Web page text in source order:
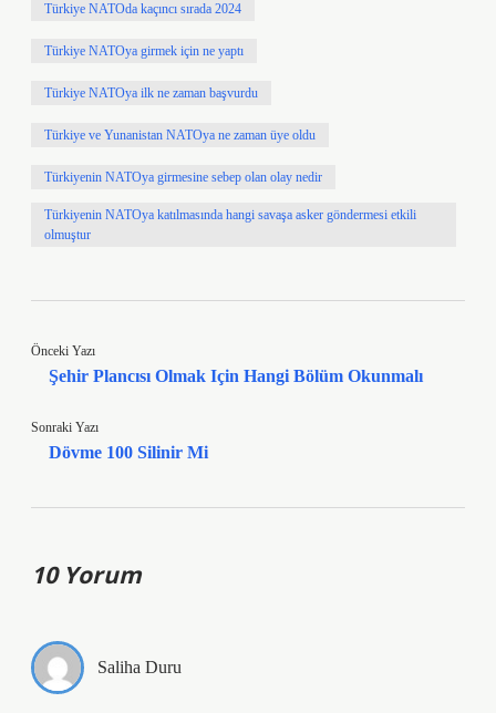
Türkiye NATOda kaçıncı sırada 2024
Türkiye NATOya girmek için ne yaptı
Türkiye NATOya ilk ne zaman başvurdu
Türkiye ve Yunanistan NATOya ne zaman üye oldu
Türkiyenin NATOya girmesine sebep olan olay nedir
Türkiyenin NATOya katılmasında hangi savaşa asker göndermesi etkili
olmuştur
Önceki Yazı
Şehir Plancısı Olmak Için Hangi Bölüm Okunmalı
Sonraki Yazı
Dövme 100 Silinir Mi
10 Yorum
Saliha Duru